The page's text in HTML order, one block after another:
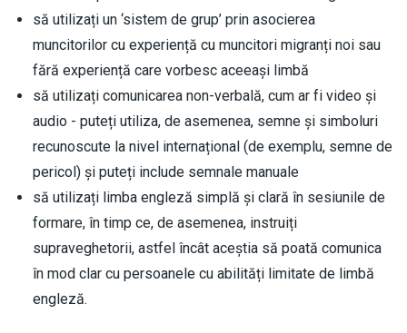
să utilizați un ‘sistem de grup’ prin asocierea
muncitorilor cu experiență cu muncitori migranți noi sau
fără experiență care vorbesc aceeași limbă
să utilizați comunicarea non-verbală, cum ar fi video și
audio - puteți utiliza, de asemenea, semne și simboluri
recunoscute la nivel internațional (de exemplu, semne de
pericol) și puteți include semnale manuale
să utilizați limba engleză simplă și clară în sesiunile de
formare, în timp ce, de asemenea, instruiți
supraveghetorii, astfel încât aceștia să poată comunica
în mod clar cu persoanele cu abilități limitate de limbă
engleză.